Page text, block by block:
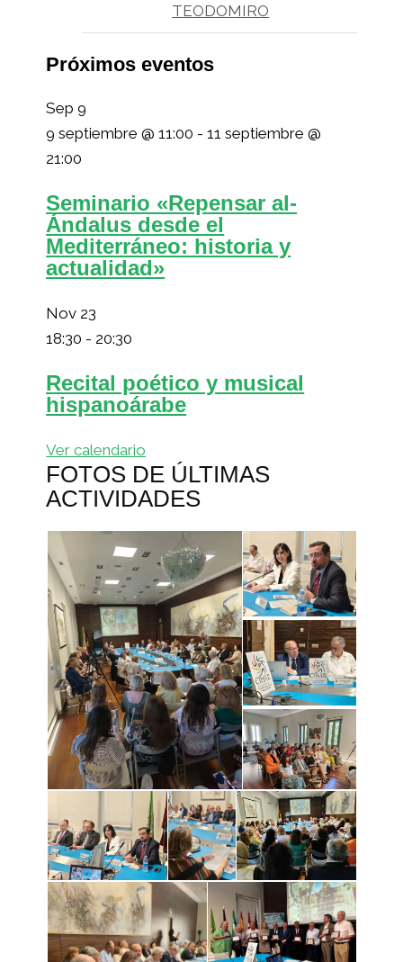
TEODOMIRO
Próximos eventos
Sep9
9 septiembre @ 11:00 -11 septiembre @
21:00
Seminario «Repensar al-
Ándalus desde el
Mediterráneo: historia y
actualidad»
Nov 23
18:30 - 20:30
Recital poético y musical
hispanoárabe
Ver calendario
FOTOS DE ÚLTIMAS
ACTIVIDADES